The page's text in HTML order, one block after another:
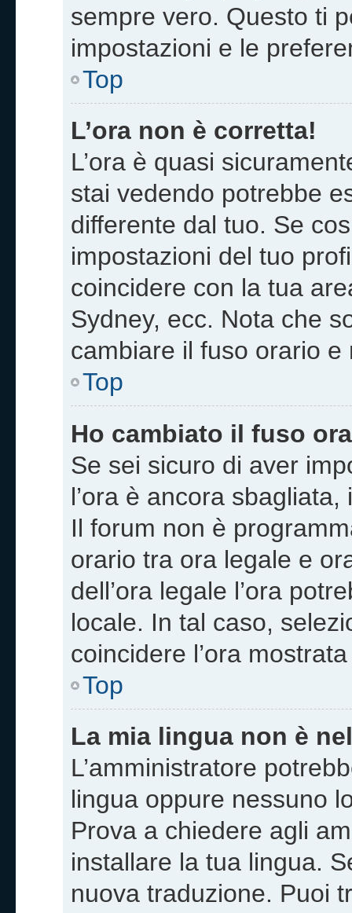
sempre vero. Questo ti
impostazioni e le
Top
L’ora non è corretta!
L’ora è quasi
stai vedendo potrebbe
differente dal tuo. Se
impostazioni del tuo
coincidere con la tua
Sydney, ecc. Nota che
cambiare il fuso orario
Top
Ho cambiato il fuso
Se sei sicuro di aver
l’ora è ancora
Il forum non è
orario tra ora legale e
dell’ora legale l’ora
locale. In tal caso,
coincidere l’ora
Top
La mia lingua non è
L’amministratore
lingua oppure nessuno
Prova a chiedere agli
installare la tua lingua.
nuova traduzione. Puoi